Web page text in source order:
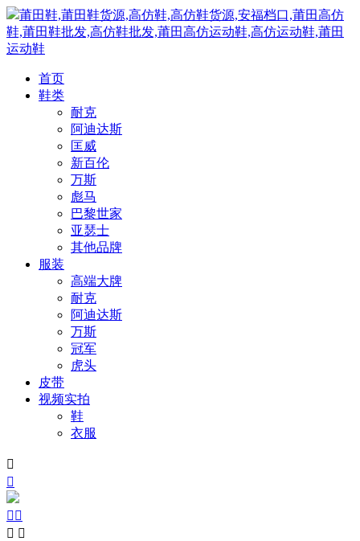
莆田鞋,莆田鞋货源,高仿鞋,高仿鞋货源,安福档口,莆田高仿
鞋,莆田鞋批发,高仿鞋批发,莆田高仿运动鞋,高仿运动鞋,莆田
运动鞋
首页
鞋类
耐克
阿迪达斯
匡威
新百伦
万斯
彪马
巴黎世家
亚瑟士
其他品牌
服装
高端大牌
耐克
阿迪达斯
万斯
冠军
虎头
皮带
视频实拍
鞋
衣服


 
 